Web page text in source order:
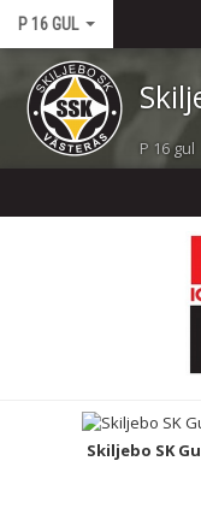
P 16 GUL
P 16 gul
Skiljebo SK